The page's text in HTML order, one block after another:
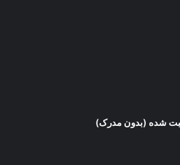
شده (بدون مدرک)